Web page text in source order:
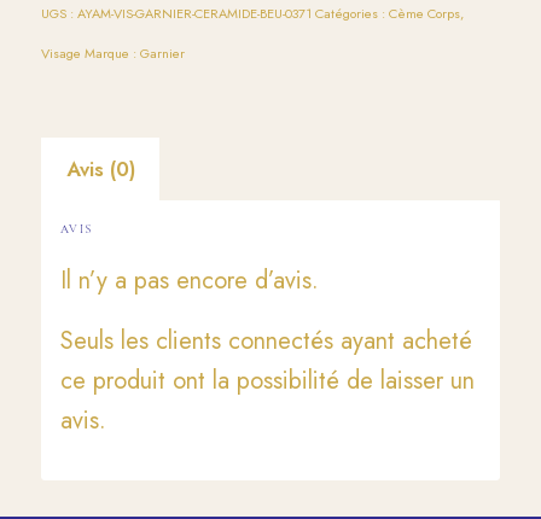
UGS : AYAM-VIS-GARNIER-CERAMIDE-BEU-0371 Catégories : Cème Corps,
Visage Marque : Garnier
Avis (0)
AVIS
Il n’y a pas encore d’avis.
Seuls les clients connectés ayant acheté
ce produit ont la possibilité de laisser un
avis.